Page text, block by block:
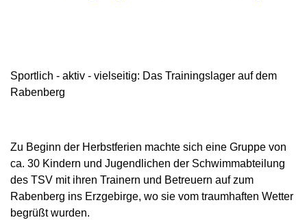
Sportlich - aktiv - vielseitig: Das Trainingslager auf dem
Rabenberg
Zu Beginn der Herbstferien machte sich eine Gruppe von
ca. 30 Kindern und Jugendlichen der Schwimmabteilung
des TSV mit ihren Trainern und Betreuern auf zum
Rabenberg ins Erzgebirge, wo sie vom traumhaften Wetter
begrüßt wurden.